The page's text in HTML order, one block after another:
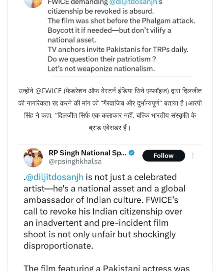
उन्होंने @FWICE (फेडरेशन ऑफ वेस्टर्न इंडिया सिने एम्प्लॉइज) द्वारा दिलजीत
की नागरिकता रद्द करने की मांग को “गैरवाजिब और दुर्भाग्यपूर्ण” बताया है।आरपी
सिंह ने कहा, “दिलजीत सिर्फ एक कलाकार नहीं, बल्कि भारतीय संस्कृति के
ब्रांड एंबेसडर हैं।